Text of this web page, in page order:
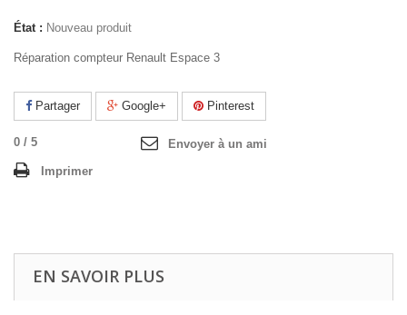
État : Nouveau produit
Réparation compteur Renault Espace 3
Partager Google+ Pinterest
0 / 5
Envoyer à un ami
Imprimer
EN SAVOIR PLUS